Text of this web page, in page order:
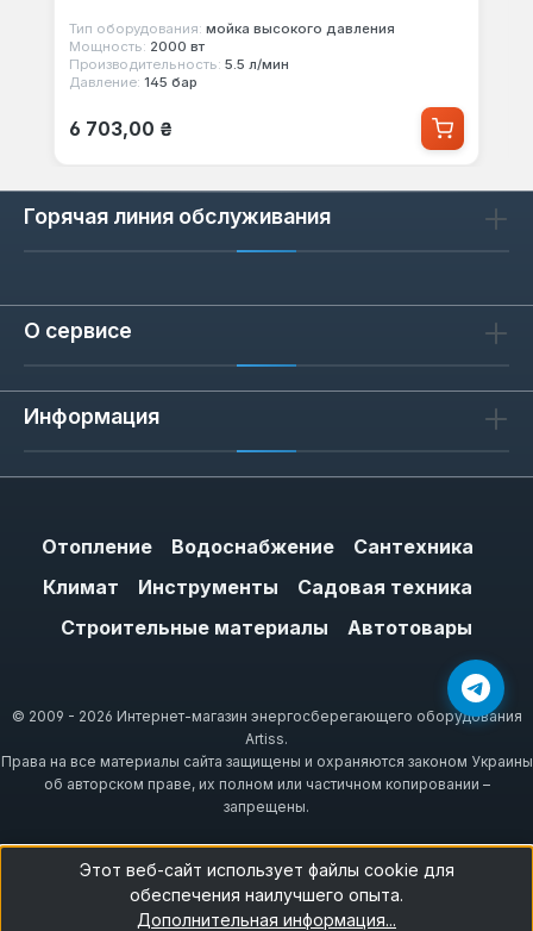
Тип оборудования: мойка высокого давления
Мощность: 2000 вт
Производительность: 5.5 л/мин
Давление: 145 бар
Обычная цена:
6 703,00 ₴
Горячая линия обслуживания
О сервисе
Информация
Отопление Водоснабжение
Сантехника
Климат
Инструменты
Садовая техника
Строительные материалы
Автотовары
© 2009 - 2026 Интернет-магазин энергосберегающего оборудования
Artiss.
Права на все материалы сайта защищены и охраняются законом Украины
об авторском праве, их полном или частичном копировании –
запрещены.
Этот веб-сайт использует файлы cookie для
обеспечения наилучшего опыта.
Дополнительная информация...